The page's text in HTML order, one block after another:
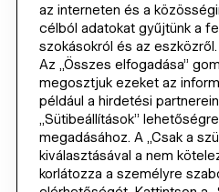
LEGYÉL KLUBTAG
H&M
Magyarország (Ft) RÉGIÓ
az interneten és a
célból adatokat gyűjtünk a
szokásokról és az eszközről.
Az „Összes elfogadása”
megosztjuk ezeket az
például a hirdetési
„Sütibeállítások”
megadásához. A „Csak a
kiválasztásával a nem
korlátozza a személyre